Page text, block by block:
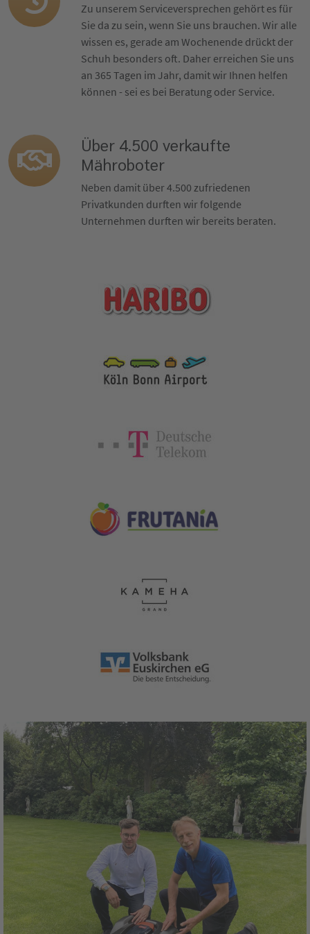
Zu unserem Serviceversprechen gehört es für
Sie da zu sein, wenn Sie uns brauchen. Wir alle
wissen es, gerade am Wochenende drückt der
Schuh besonders oft. Daher erreichen Sie uns
an 365 Tagen im Jahr, damit wir Ihnen helfen
können - sei es bei Beratung oder Service.
Über 4.500 verkaufte
Mähroboter
Neben damit über 4.500 zufriedenen
Privatkunden durften wir folgende
Unternehmen durften wir bereits beraten.